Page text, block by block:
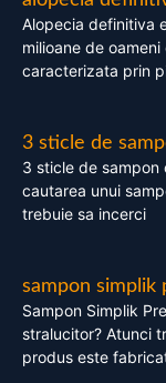
Alopecia definitiva
milioane de
caracterizata prin
3 sticle de
3 sticle de sampon
cautarea unui
trebuie sa incerci
sampon simplik
Sampon Simplik
stralucitor? Atunci
produs este